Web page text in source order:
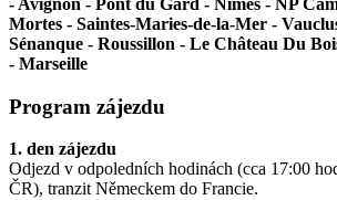
- Avignon - Pont du Gard - Nîmes - NP
Mortes - Saintes-Maries-de-la-Mer -
Sénanque - Roussillon - Le Château Du
- Marseille
Program zájezdu
1. den zájezdu
Odjezd v odpoledních hodinách (cca 17:00
ČR), tranzit Německem do Francie.